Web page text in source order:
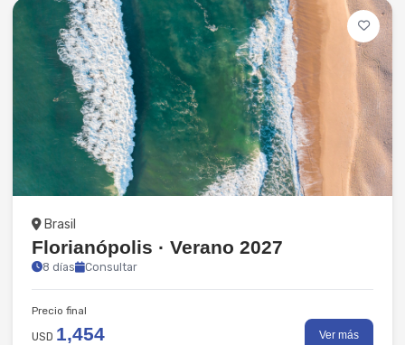
Brasil
Florianópolis · Verano 2027
8 días Consultar
Precio final
USD 1,454 Ver más